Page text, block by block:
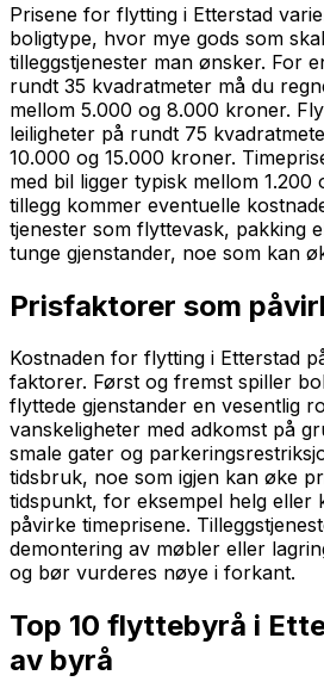
Prisene for flytting i Etterstad
boligtype, hvor mye gods som
tilleggstjenester man ønsker. For
rundt 35 kvadratmeter må du
mellom 5.000 og 8.000 kroner.
leiligheter på rundt 75
10.000 og 15.000 kroner.
med bil ligger typisk mellom 1.200
tillegg kommer eventuelle
tjenester som flyttevask, pakking
tunge gjenstander, noe som kan
Prisfaktorer som
Kostnaden for flytting i Etterstad
faktorer. Først og fremst spiller
flyttede gjenstander en vesentlig
vanskeligheter med adkomst på
smale gater og
tidsbruk, noe som igjen kan øke
tidspunkt, for eksempel helg eller
påvirke timeprisene.
demontering av møbler eller
og bør vurderes nøye i forkant.
Top 10 flyttebyrå i
av byrå